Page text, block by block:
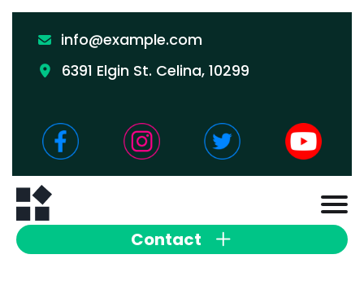
info@example.com
6391 Elgin St. Celina, 10299
Contact